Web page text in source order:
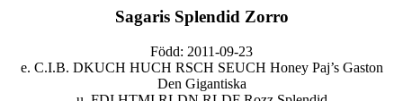
Sagaris Splendid Zorro
Född: 2011-09-23
e. C.I.B. DKUCH HUCH RSCH SEUCH Honey Paj’s Gaston
Den Gigantiska